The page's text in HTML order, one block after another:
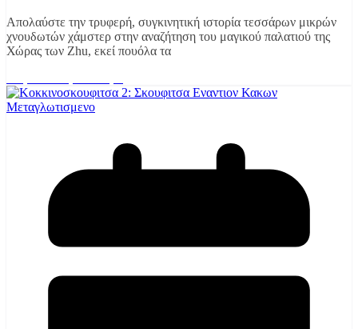
Απολαύστε την τρυφερή, συγκινητική ιστορία τεσσάρων μικρών
χνουδωτών χάμστερ στην αναζήτηση του μαγικού παλατιού της
Χώρας των Zhu, εκεί πουόλα τα
Μεταγλωτισμενο